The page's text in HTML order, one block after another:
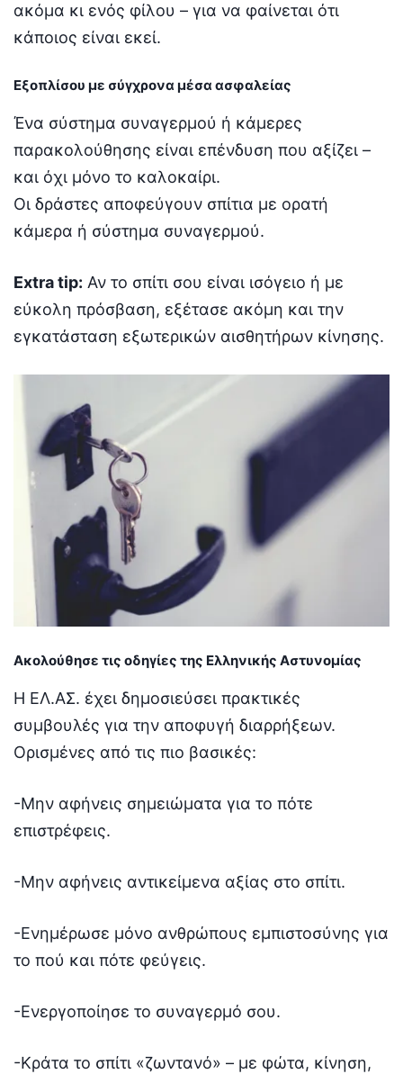
ακόμα κι ενός φίλου – για να φαίνεται ότι
κάποιος είναι εκεί.
Εξοπλίσου με σύγχρονα μέσα ασφαλείας
Ένα σύστημα συναγερμού ή κάμερες
παρακολούθησης είναι επένδυση που αξίζει –
και όχι μόνο το καλοκαίρι.
Οι δράστες αποφεύγουν σπίτια με ορατή
κάμερα ή σύστημα συναγερμού.
Extra tip: Αν το σπίτι σου είναι ισόγειο ή με
εύκολη πρόσβαση, εξέτασε ακόμη και την
εγκατάσταση εξωτερικών αισθητήρων κίνησης.
Ακολούθησε τις οδηγίες της Ελληνικής Αστυνομίας
Η ΕΛ.ΑΣ. έχει δημοσιεύσει πρακτικές
συμβουλές για την αποφυγή διαρρήξεων.
Ορισμένες από τις πιο βασικές:
-Μην αφήνεις σημειώματα για το πότε
επιστρέφεις.
-Μην αφήνεις αντικείμενα αξίας στο σπίτι.
-Ενημέρωσε μόνο ανθρώπους εμπιστοσύνης για
το πού και πότε φεύγεις.
-Ενεργοποίησε το συναγερμό σου.
-Κράτα το σπίτι «ζωντανό» – με φώτα, κίνηση,